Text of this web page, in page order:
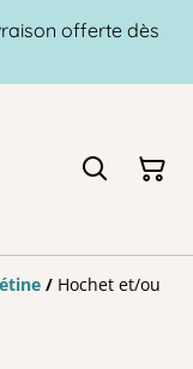
offerte dès
/ Hochet et/ou